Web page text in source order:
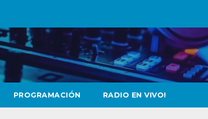
PROGRAMACIÓN RADIO EN VIVO!